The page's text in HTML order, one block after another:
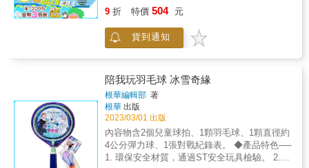
孩子能在遊戲中訓練專注力和手眼協調力。 ◆
盒裝收納easy，提把輕巧帶著走。 ●材質厚實
安全，本產品通過ST安全玩具檢驗
9 折 特價 504 元
貨到通知
陪我玩羽毛球 冰雪奇緣
根華編輯部 著
根華 出版
2023/03/01 出版
內容物含2個兒童球拍、1顆羽毛球、1顆直徑約
4公分彈力球、1張對戰紀錄表。 ◆產品特色──
1. 環保安全材質，通過ST安全玩具檢驗。 2.